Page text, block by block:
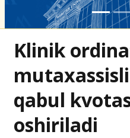
Klinik
qabul
oshiriladi